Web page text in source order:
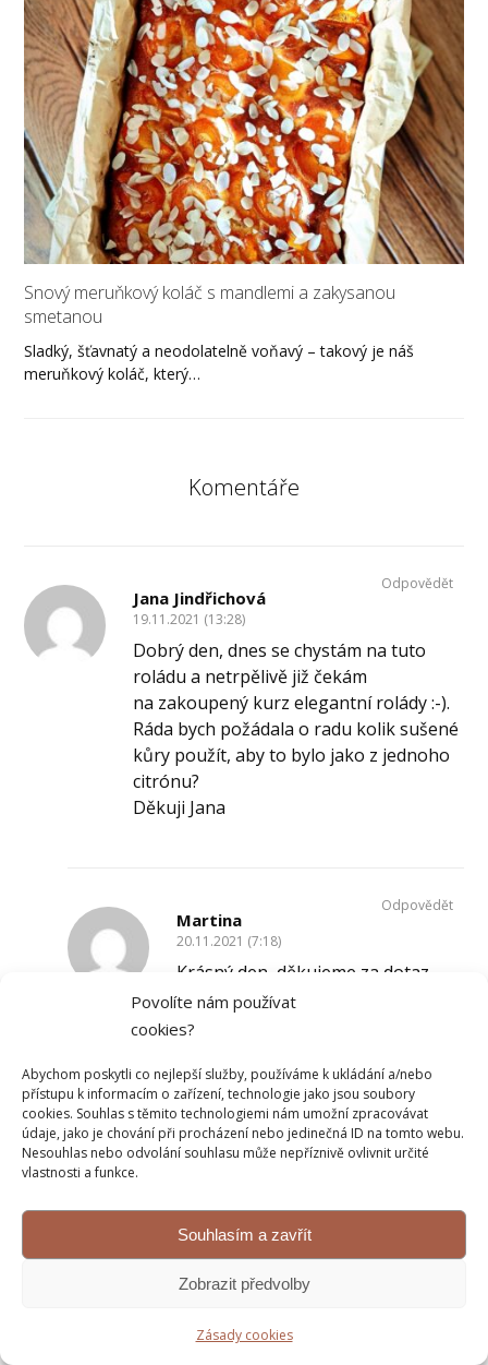
Povolíte nám používat
cookies?
Abychom poskytli co nejlepší služby, používáme k ukládání a/nebo
přístupu k informacím o zařízení, technologie jako jsou soubory
cookies. Souhlas s těmito technologiemi nám umožní zpracovávat
údaje, jako je chování při procházení nebo jedinečná ID na tomto webu.
Nesouhlas nebo odvolání souhlasu může nepříznivě ovlivnit určité
vlastnosti a funkce.
Souhlasím a zavřít
Zobrazit předvolby
Zásady cookies
Snový meruňkový koláč s mandlemi a zakysanou
smetanou
Sladký, šťavnatý a neodolatelně voňavý – takový je náš
meruňkový koláč, který…
Komentáře
Jana Jindřichová
19.11.2021 (13:28)
Dobrý den, dnes se chystám na tuto
roládu a netrpělivě již čekám
na zakoupený kurz elegantní rolády :-).
Ráda bych požádala o radu kolik sušené
kůry použít, aby to bylo jako z jednoho
citrónu?
Děkuji Jana
Odpovědět
Martina
20.11.2021 (7:18)
Krásný den, děkujeme za dotaz.
Sušený citron má trochu jinou
intenzitu a bude záležet na vašich
a ochutnávala bych
Moc se těšíme na vaše dojmy
z rolády a z kurzu
Odpovědět
Tereza
25.11.2023 (16:46)
Dobrý den,
někde uvádí tvaroh, jsem zmatená. Mám